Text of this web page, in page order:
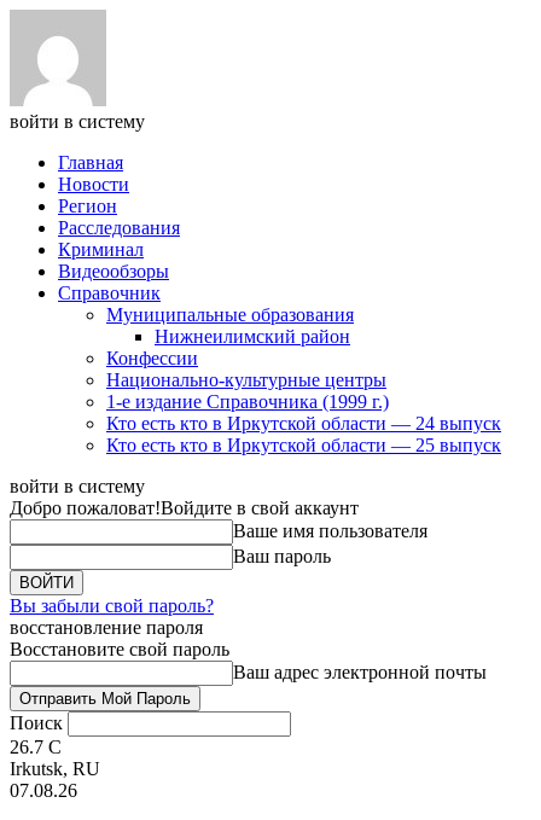
войти в систему
Главная
Новости
Регион
Расследования
Криминал
Видеообзоры
Справочник
Муниципальные образования
Нижнеилимский район
Конфессии
Национально-культурные центры
1-е издание Справочника (1999 г.)
Кто есть кто в Иркутской области — 24 выпуск
Кто есть кто в Иркутской области — 25 выпуск
войти в систему
Добро пожаловат!Войдите в свой аккаунт
Ваше имя пользователя
Ваш пароль
Вы забыли свой пароль?
восстановление пароля
Восстановите свой пароль
Ваш адрес электронной почты
Поиск
26.7 C
Irkutsk, RU
07.08.26